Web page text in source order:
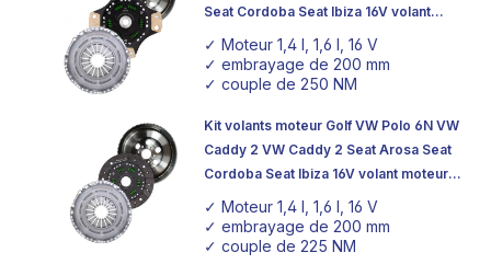
Seat Cordoba Seat Ibiza 16V volant
moteur plateau de pression
d'embrayage
✓ Moteur 1,4 l, 1,6 l, 16 V
✓ embrayage de 200 mm
✓ couple de 250 NM
Kit volants moteur Golf VW Polo 6N VW
Caddy 2 VW Caddy 2 Seat Arosa Seat
Cordoba Seat Ibiza 16V volant moteur
plateau de pression d'embrayage
organique
✓ Moteur 1,4 l, 1,6 l, 16 V
✓ embrayage de 200 mm
✓ couple de 225 NM